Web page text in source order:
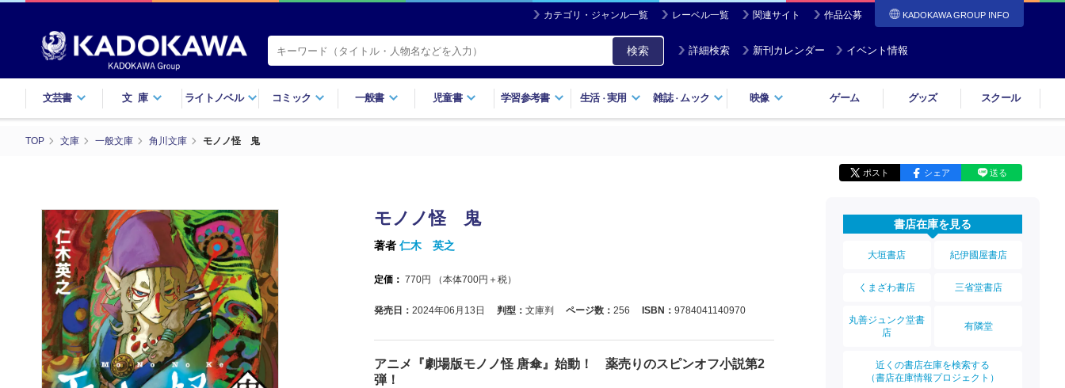
カテゴリ・ジャンル一覧 レーベル一覧 関連サイト 作品公募 KADOKAWA GROUP INFO
検索 詳細検索 新刊カレンダー イベント情報
文芸書 文庫 ライトノベル コミック 一般書 児童書 学習参考書 生活・実用 雑誌・ ムック 映像 ゲーム グッズ スクール
TOP 文庫 一般文庫 角川文庫 モノノ怪 鬼
ポスト シェア 送る
モノノ怪 鬼
著者 仁木 英之
定価： 770円 （本体700円＋税）
発売日： 2024年06月13日 判型： 文庫判 ページ数： 256 ISBN： 9784041140970
アニメ『劇場版モノノ怪 唐傘』始動！ 薬売りのスピンオフ小説第2
弾！
書店在庫を見る
大垣書店 紀伊國屋書店
くまざわ書店 三省堂書店
丸善ジュンク堂書
店
有隣堂
近くの書店在庫を検索する
（書店在庫情報プロジェクト）